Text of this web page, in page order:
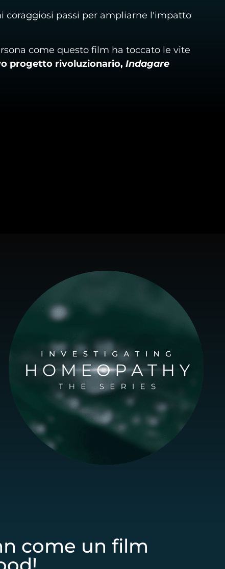
coraggiosi passi per ampliarne l'impatto
come questo film ha toccato le vite
progetto rivoluzionario, Indagare
come un film